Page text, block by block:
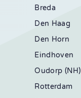
Breda
Den Haag
Den Horn
Eindhoven
Oudorp (NH)
Rotterdam